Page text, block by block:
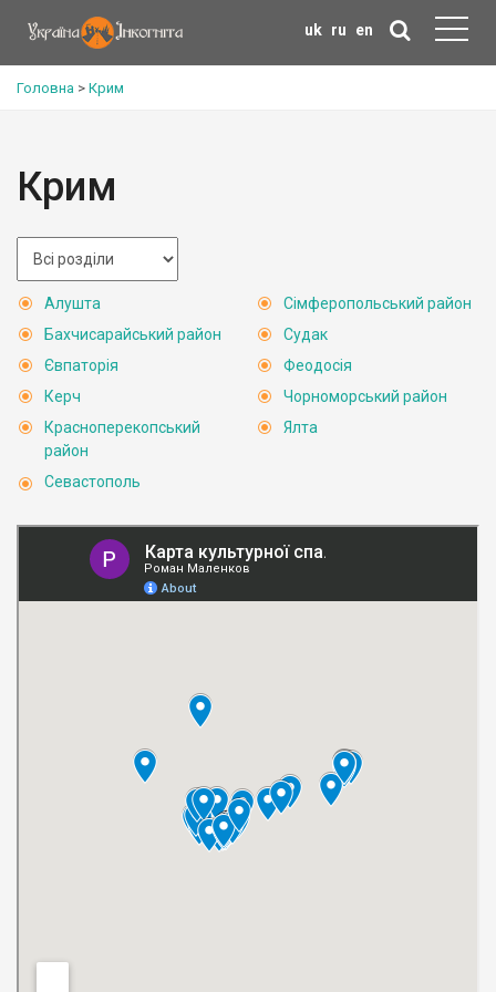
uk ru en
Головна > Крим
Крим
Алушта
Бахчисарайський район
Євпаторія
Керч
Красноперекопський
район
Севастополь
Сімферопольський район
Судак
Феодосія
Чорноморський район
Ялта